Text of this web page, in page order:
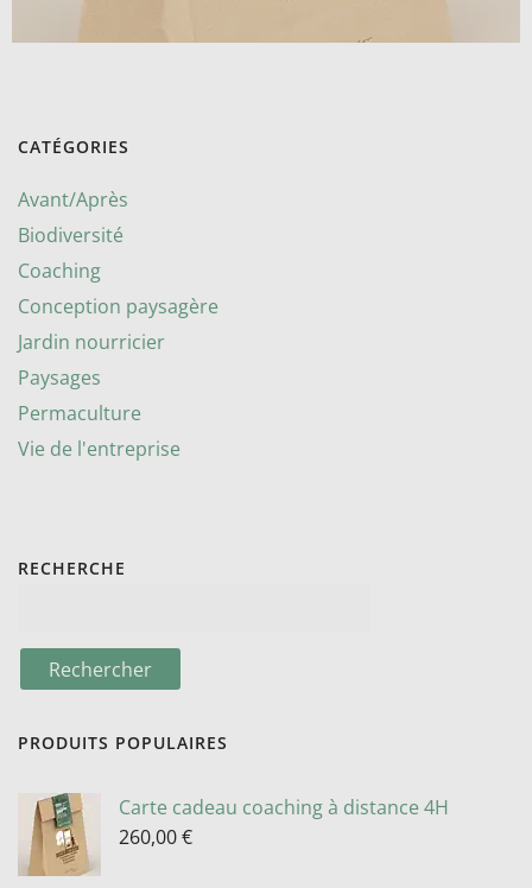
CATÉGORIES
Avant/Après
Biodiversité
Coaching
Conception paysagère
Jardin nourricier
Paysages
Permaculture
Vie de l'entreprise
RECHERCHE
PRODUITS POPULAIRES
Carte cadeau coaching à distance 4H
260,00€